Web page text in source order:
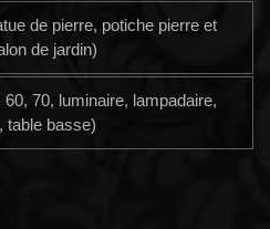
de pierre, potiche pierre et
de jardin)
70, luminaire, lampadaire,
table basse)